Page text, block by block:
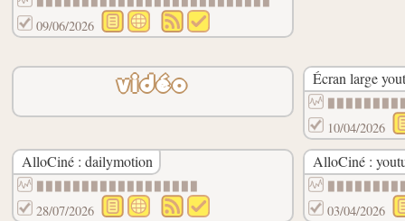
09/06/2026
vidéo Écran large
10/04/2026
AlloCiné : dailymotion
28/07/2026
AlloCiné :
03/04/2026